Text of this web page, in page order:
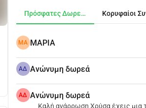
Πρόσφατες Δωρεές Κορυφαίοι
ΜΑ ΜΑΡΙΑ
ΑΔ Ανώνυμη δωρεά
ΑΔ Ανώνυμη δωρεά
Καλή ανάρρωση Χρύσα έχεις μια